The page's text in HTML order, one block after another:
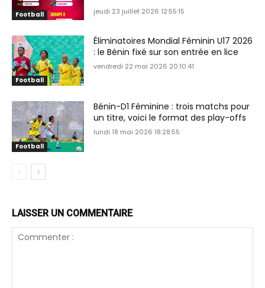
Football jeudi 23 juillet 2026 12:55:15
Football
Éliminatoires Mondial Féminin U17 2026
: le Bénin fixé sur son entrée en lice
vendredi 22 mai 2026 20:10:41
Football
Bénin-D1 Féminine : trois matchs pour
un titre, voici le format des play-offs
lundi 18 mai 2026 18:28:55
LAISSER UN COMMENTAIRE